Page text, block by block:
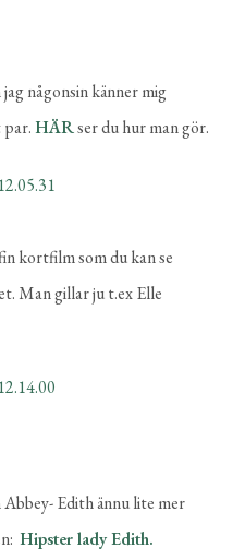
någonsin känner mig
par.HÄRser du hur man gör.
kortfilm som du kan se
Man gillar ju t.ex Elle
Edith ännu lite mer
Hipster lady Edith.